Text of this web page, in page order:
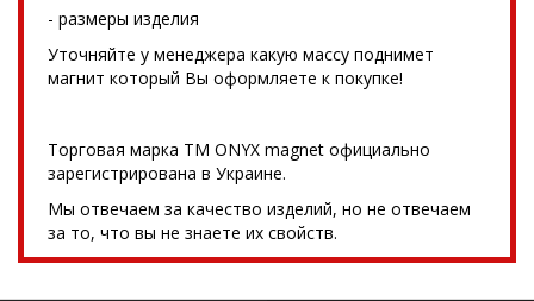
- размеры изделия
Уточняйте у менеджера какую массу поднимет
магнит который Вы оформляете к покупке!
Торговая марка TM ONYX magnet официально
зарегистрирована в Украине.
Мы отвечаем за качество изделий, но не отвечаем
за то, что вы не знаете их свойств.